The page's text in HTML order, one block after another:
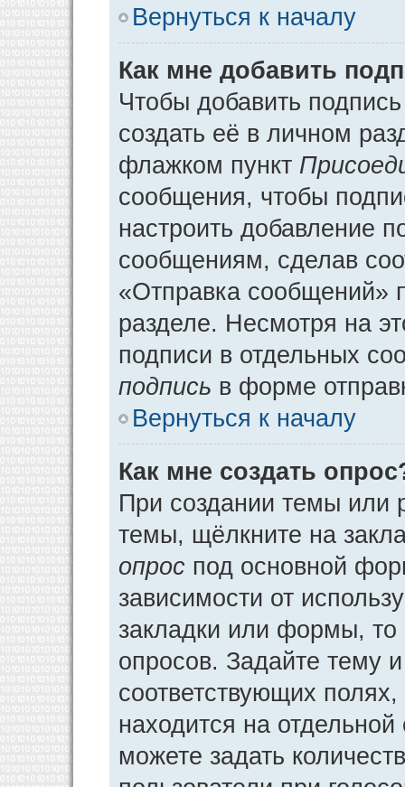
Вернуться к началу
Как мне добавить
Чтобы добавить
создать её в личном
флажком пункт
сообщения, чтобы
настроить добавление
сообщениям, сделав
«Отправка сообщений»
разделе. Несмотря на
подписи в отдельных
подпись в форме
Вернуться к началу
Как мне создать
При создании темы или
темы, щёлкните на
опрос под основной
зависимости от
закладки или формы, то
опросов. Задайте тему
соответствующих
находится на
можете задать